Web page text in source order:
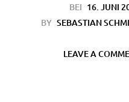
BEI 16. JUNI
BY SEBASTIAN
LEAVE A